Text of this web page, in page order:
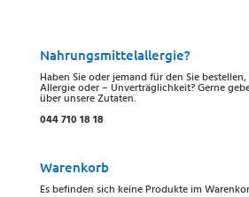
Nahrungsmittelallergie?
Haben Sie oder jemand für den Sie
Allergie oder – Unverträglichkeit? Gerne
über unsere Zutaten.
044 710 18 18
Warenkorb
Es befinden sich keine Produkte im